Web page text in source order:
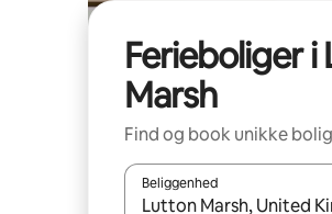
Ferieboliger i
Marsh
Find og book unikke
Beliggenhed
Når resultaterne er